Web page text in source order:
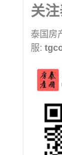
曼谷
曼谷
曼谷
曼谷
曼谷
曼
曼
(1)
关
泰国房
服: